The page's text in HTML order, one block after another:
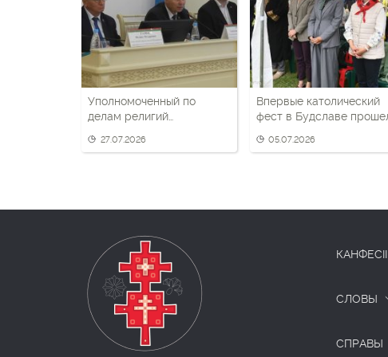
Уполномоченный по
делам религий
ограничения свободы
27.07.2026
Впервые католический
фест в Будславе
конфессий и их
05.07.2026
КАНФЕСІІ
СЛОВЫ
СПРАВЫ